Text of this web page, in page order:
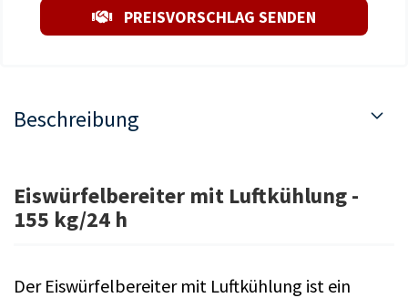
PREISVORSCHLAG SENDEN
Beschreibung
Eiswürfelbereiter mit Luftkühlung -
155 kg/24 h
Der Eiswürfelbereiter mit Luftkühlung ist ein